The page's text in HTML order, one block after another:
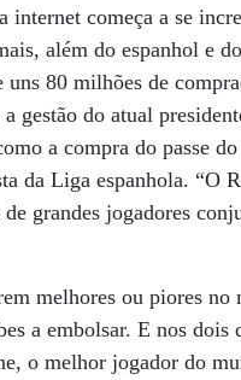
começa a se
além do espanhol e
80 milhões de
gestão do atual
a compra do passe
da Liga espanhola. “O
grandes jogadores
melhores ou piores
a embolsar. E nos
o melhor jogador do